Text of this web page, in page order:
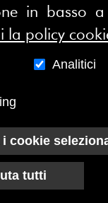
anni dopo la
cecità”: la...
News
News
in basso a
la policy
Analitici
i cookie
tutti